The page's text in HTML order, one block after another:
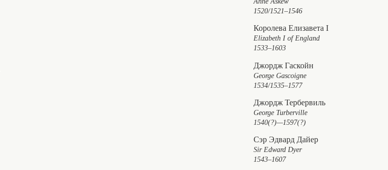
1520/1521–1546
Королева Елизавета I
Elizabeth I of England
1533–1603
Джордж Гаскойн
George Gascoigne
1534/1535–1577
Джордж Тербервиль
George Turberville
1540(?)—1597(?)
Сэр Эдвард Дайер
Sir Edward Dyer
1543–1607